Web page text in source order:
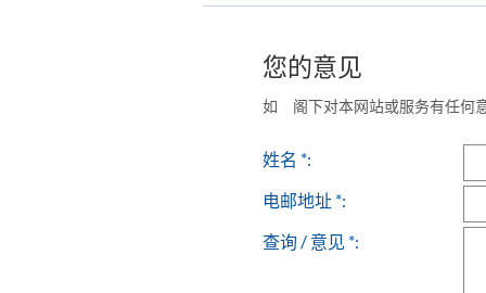
您的意见
如 阁下对本网站或服务有任何
姓名 *:
电邮地址 *:
查询 / 意见 *: